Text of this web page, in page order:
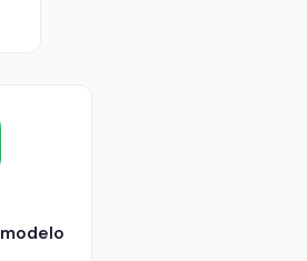
as fragilidades da própria
de linguagem conseguem
de incerteza quando